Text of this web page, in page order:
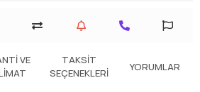
VE
TAKSIT
SEÇENEKLERI
YORUMLAR